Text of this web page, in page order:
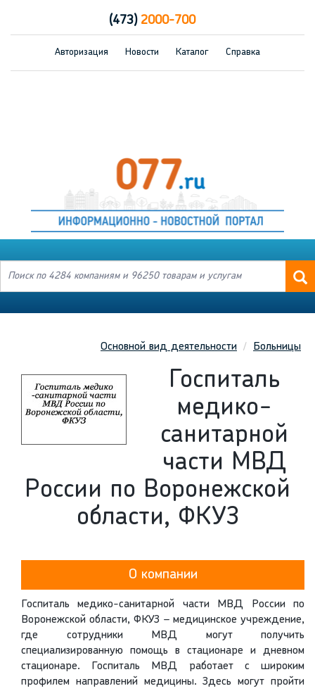
(473)2000-700
Авторизация Новости Каталог Справка
Основной вид деятельности Больницы
Госпиталь
медико-
санитарной
части МВД
России по Воронежской
области, ФКУЗ
О компании
Госпиталь медико-санитарной части МВД России по
Воронежской области, ФКУЗ – медицинское учреждение,
где сотрудники МВД могут получить
специализированную помощь в стационаре и дневном
стационаре. Госпиталь МВД работает с широким
профилем направлений медицины. Здесь могут пройти